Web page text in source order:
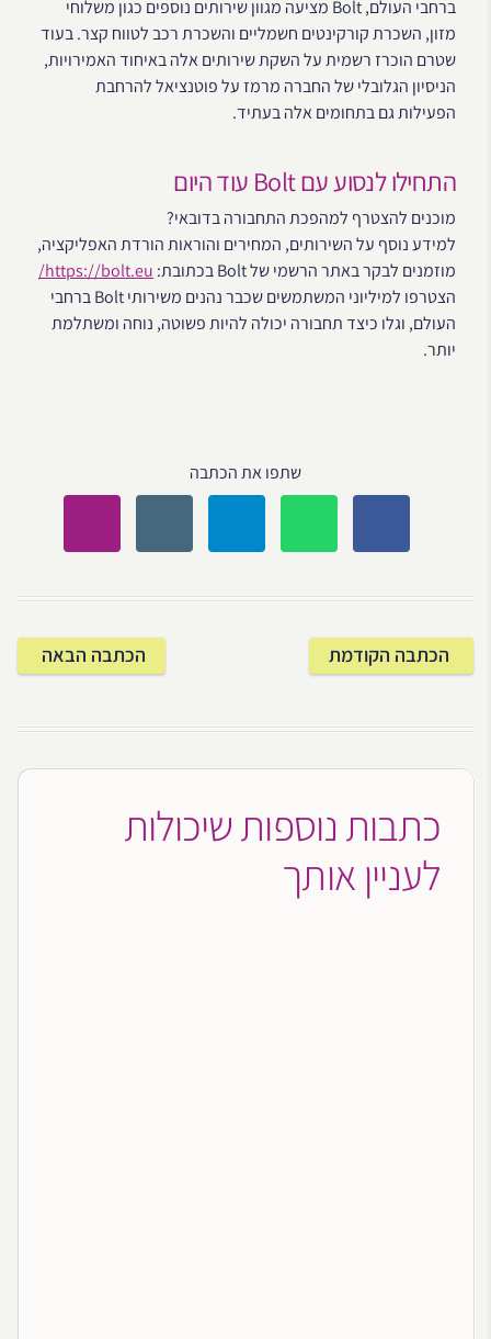
ברחבי העולם, Bolt מציעה מגוון שירותים נוספים כגון משלוחי
מזון, השכרת קורקינטים חשמליים והשכרת רכב לטווח קצר. בעוד
שטרם הוכרז רשמית על השקת שירותים אלה באיחוד האמירויות,
הניסיון הגלובלי של החברה מרמז על פוטנציאל להרחבת
הפעילות גם בתחומים אלה בעתיד.
התחילו לנסוע עם Bolt עוד היום
מוכנים להצטרף למהפכת התחבורה בדובאי?
למידע נוסף על השירותים, המחירים והוראות הורדת האפליקציה,
מוזמנים לבקר באתר הרשמי של Bolt בכתובת:
https://bolt.eu/
הצטרפו למיליוני המשתמשים שכבר נהנים משירותי Bolt ברחבי
העולם, וגלו כיצד תחבורה יכולה להיות פשוטה, נוחה ומשתלמת
יותר.
שתפו את הכתבה
הכתבה הקודמת הכתבה הבאה
כתבות נוספות שיכולות
לעניין אותך